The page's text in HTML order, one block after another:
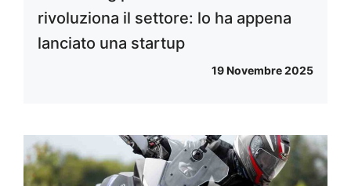
rivoluziona il settore: lo ha appena
lanciato una startup
19 Novembre 2025